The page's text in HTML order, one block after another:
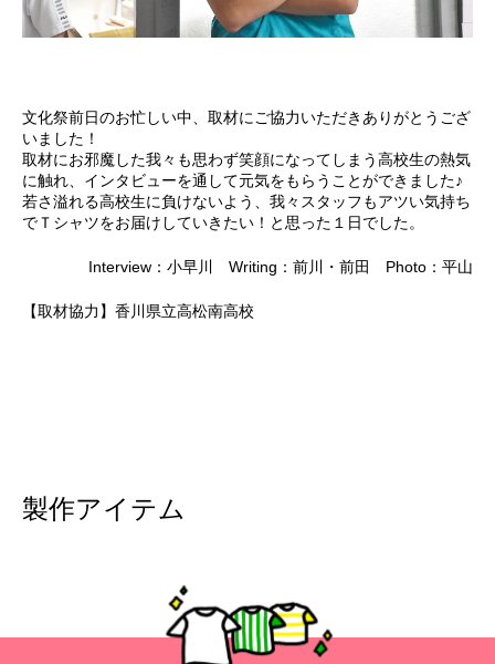
文化祭前日のお忙しい中、取材にご協力いただきありがとうござ
いました！
取材にお邪魔した我々も思わず笑顔になってしまう高校生の熱気
に触れ、インタビューを通して元気をもらうことができました♪
若さ溢れる高校生に負けないよう、我々スタッフもアツい気持ち
でＴシャツをお届けしていきたい！と思った１日でした。
Interview：小早川 Writing：前川・前田 Photo：平山
【取材協力】 香川県立高松南高校
製作アイテム